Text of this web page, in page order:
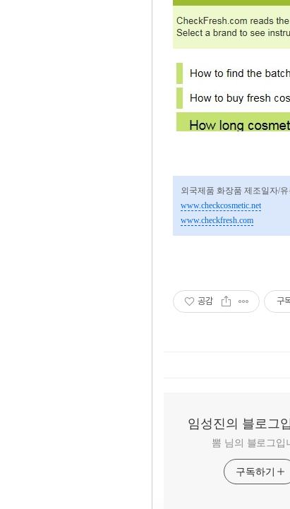
외국제품 화장품 제조일자/
www.checkcosmetic.net
www.checkfresh.com
공감 구
임성진의 블로그
뽐 님의 블로그입
구독하기